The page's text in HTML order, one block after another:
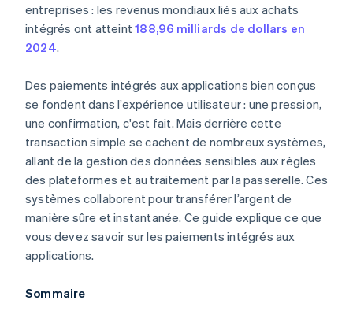
entreprises : les revenus mondiaux liés aux achats
intégrés ont atteint188,96 milliards de dollars en
2024.
Des paiements intégrés aux applications bien conçus
se fondent dans l’expérience utilisateur : une pression,
une confirmation, c'est fait. Mais derrière cette
transaction simple se cachent de nombreux systèmes,
allant de la gestion des données sensibles aux règles
des plateformes et au traitement par la passerelle. Ces
systèmes collaborent pour transférer l’argent de
manière sûre et instantanée. Ce guide explique ce que
vous devez savoir sur les paiements intégrés aux
applications.
Sommaire